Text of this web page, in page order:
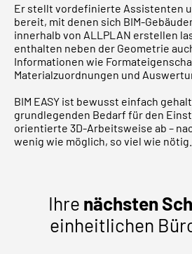
Er stellt vordefinierte Assistenten
bereit, mit denen sich BIM-
innerhalb von ALLPLAN erstellen
enthalten neben der Geometrie
Informationen wie
Materialzuordnungen und
BIM EASY ist bewusst einfach
grundlegenden Bedarf für den
orientierte 3D-Arbeitsweise ab –
wenig wie möglich, so viel wie nötig.
Ihre nächsten
einheitlichen